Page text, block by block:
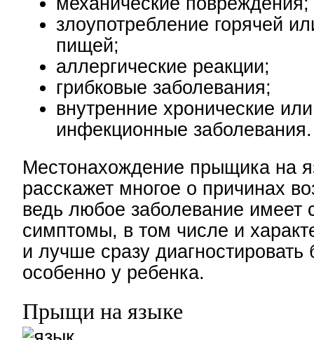
злоупотребление горячей
пищей;
аллергические реакции;
грибковые заболевания;
внутренние хронические или
инфекционные заболевания.
Местонахождение прыщика на
расскажет многое о причинах
ведь любое заболевание имеет
симптомы, в том числе и
и лучше сразу диагностировать
особенно у ребенка.
Прыщи на языке